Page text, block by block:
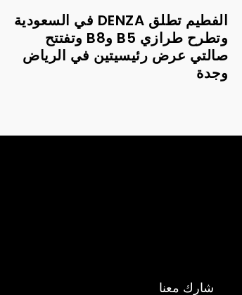
الفطيم تطلق DENZA في السعودية
وتطرح طرازي B5 وB8 وتفتتح
صالتي عرض رئيسيتين في الرياض
وجدة
شارك معنا